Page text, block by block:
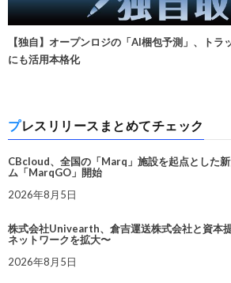
【独自】オープンロジの「AI梱包予測」、トラ
にも活用本格化
プレスリリースまとめてチェック
CBcloud、全国の「Marq」施設を起点とした
ム「MarqGO」開始
2026年8月5日
株式会社Univearth、倉吉運送株式会社と資本
ネットワークを拡大〜
2026年8月5日